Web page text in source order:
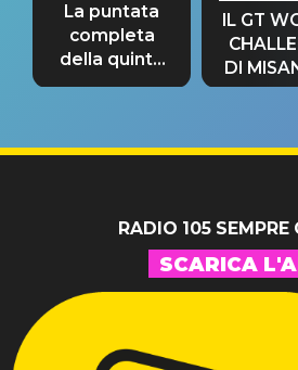
La puntata
completa
della quinta
tappa
IL GT
DI
RADIO 105 SEMPRE
SCARICA